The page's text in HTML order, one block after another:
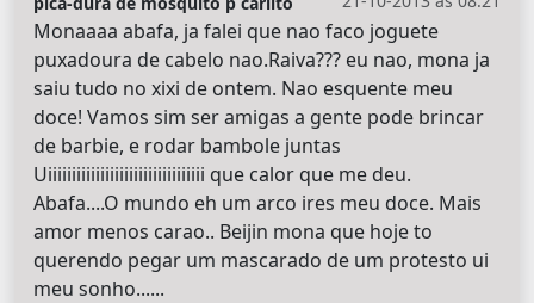
Monaaaa abafa, ja falei que nao faco joguete
puxadoura de cabelo nao.Raiva??? eu nao, mona ja
saiu tudo no xixi de ontem. Nao esquente meu
doce! Vamos sim ser amigas a gente pode brincar
de barbie, e rodar bambole juntas
Uiiiiiiiiiiiiiiiiiiiiiiiiiiiiiiiii que calor que me deu.
Abafa....O mundo eh um arco ires meu doce. Mais
amor menos carao.. Beijin mona que hoje to
querendo pegar um mascarado de um protesto ui
meu sonho......